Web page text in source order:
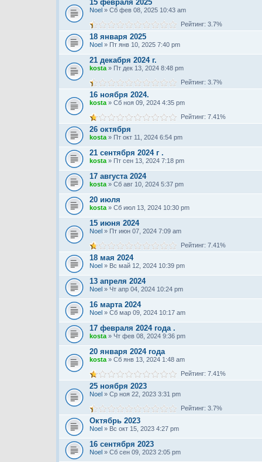
15 февраля 2025
Noel » Сб фев 08, 2025 10:43 am
Рейтинг: 3.7%
18 января 2025
Noel » Пт янв 10, 2025 7:40 pm
21 декабря 2024 г.
kosta » Пт дек 13, 2024 8:48 pm
Рейтинг: 3.7%
16 ноября 2024.
kosta » Сб ноя 09, 2024 4:35 pm
Рейтинг: 7.41%
26 октября
kosta » Пт окт 11, 2024 6:54 pm
21 сентября 2024 г .
kosta » Пт сен 13, 2024 7:18 pm
17 августа 2024
kosta » Сб авг 10, 2024 5:37 pm
20 июля
kosta » Сб июл 13, 2024 10:30 pm
15 июня 2024
Noel » Пт июн 07, 2024 7:09 am
Рейтинг: 7.41%
18 мая 2024
Noel » Вс май 12, 2024 10:39 pm
13 апреля 2024
Noel » Чт апр 04, 2024 10:24 pm
16 марта 2024
Noel » Сб мар 09, 2024 10:17 am
17 февраля 2024 года .
kosta » Чт фев 08, 2024 9:36 pm
20 января 2024 года
kosta » Сб янв 13, 2024 1:48 am
Рейтинг: 7.41%
25 ноября 2023
Noel » Ср ноя 22, 2023 3:31 pm
Рейтинг: 3.7%
Октябрь 2023
Noel » Вс окт 15, 2023 4:27 pm
16 сентября 2023
Noel » Сб сен 09, 2023 2:05 pm